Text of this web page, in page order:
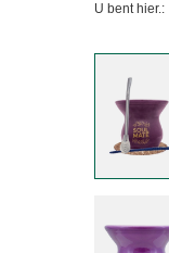
U bent hier.: